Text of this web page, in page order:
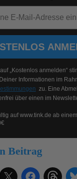
„Kostenlos anmelden“
Informationen im
zu. Eine
über einen im
aufwww.tink.de ab
Beitrag